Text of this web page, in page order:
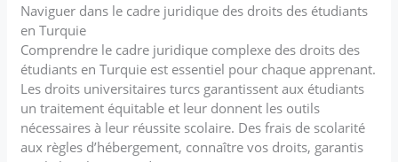
Naviguer dans le cadre juridique des droits des étudiants
en Turquie
Comprendre le cadre juridique complexe des droits des
étudiants en Turquie est essentiel pour chaque apprenant.
Les droits universitaires turcs garantissent aux étudiants
un traitement équitable et leur donnent les outils
nécessaires à leur réussite scolaire. Des frais de scolarité
aux règles d’hébergement, connaître vos droits, garantis